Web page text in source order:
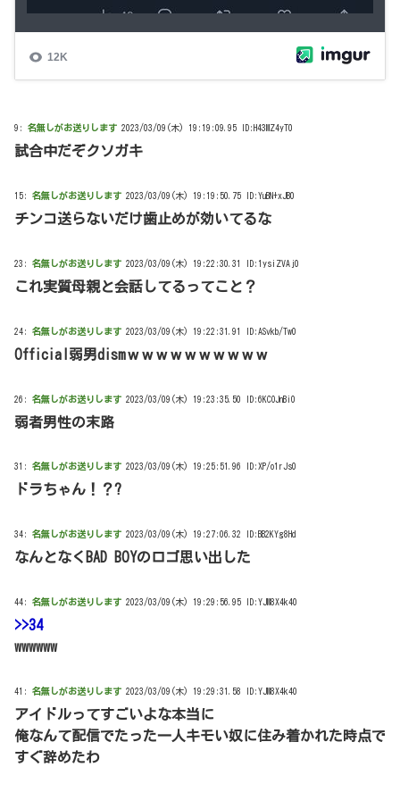
9: 名無しがお送りします 2023/03/09(木) 19:19:09.95 ID:H43MZ4yT0
試合中だぞクソガキ
15: 名無しがお送りします 2023/03/09(木) 19:19:50.75 ID:YuBN+xJB0
チンコ送らないだけ歯止めが効いてるな
23: 名無しがお送りします 2023/03/09(木) 19:22:30.31 ID:1ysiZVAj0
これ実質母親と会話してるってこと？
24: 名無しがお送りします 2023/03/09(木) 19:22:31.91 ID:ASvkb/Tw0
Official弱男dismｗｗｗｗｗｗｗｗｗｗ
26: 名無しがお送りします 2023/03/09(木) 19:23:35.50 ID:6KCOJnBi0
弱者男性の末路
31: 名無しがお送りします 2023/03/09(木) 19:25:51.96 ID:XP/o1rJs0
ドラちゃん！？?
34: 名無しがお送りします 2023/03/09(木) 19:27:06.32 ID:BB2KYg8Hd
なんとなくBAD BOYのロゴ思い出した
44: 名無しがお送りします 2023/03/09(木) 19:29:56.95 ID:YJM8X4k40
>>34
wwwwww
41: 名無しがお送りします 2023/03/09(木) 19:29:31.58 ID:YJM8X4k40
アイドルってすごいよな本当に
俺なんて配信でたった一人キモい奴に住み着かれた時点で
すぐ辞めたわ